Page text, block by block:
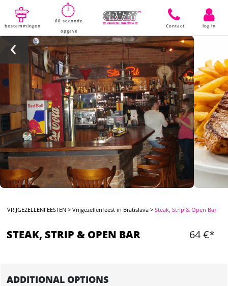
bestemmingen
60 seconde
opgave
Contact log in
VRIJGEZELLENFEESTEN >Vrijgezellenfeest in Bratislava >Steak, Strip & Open Bar
STEAK, STRIP & OPEN BAR 64 €*
ADDITIONAL OPTIONS